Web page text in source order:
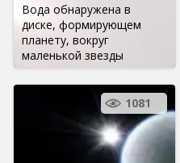
Вода обнаружена в
диске, формирующем
планету, вокруг
маленькой звезды
1081